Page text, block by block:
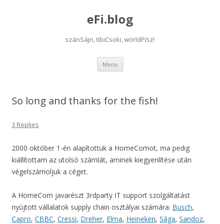
eFi.blog
szánSájn, tibiCsoki, wörldPísz!
Menu Skip
content
So long and thanks for the fish!
3 Replies
2000 október 1-én alapítottuk a HomeComot, ma pedig
kiállítottam az utolsó számlát, aminek kiegyenlítése után
végelszámoljuk a céget.
A HomeCom javarészt 3rdparty IT support szolgáltatást
nyújtott vállalatok supply chain osztályai számára: Busch,
Capro, CBBC, Cressi, Dreher, Elma, Heineken, Sága, Sandoz,